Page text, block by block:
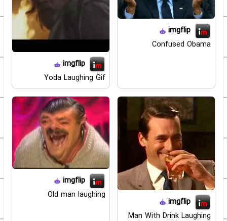
imgflip
Confused Obama
imgflip
Yoda Laughing Gif
imgflip
Man With Drink Laughing
imgflip
Old man laughing